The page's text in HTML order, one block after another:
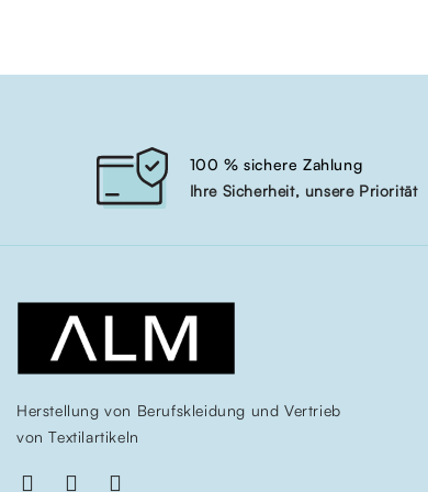
100 % sichere Zahlung
Ihre Sicherheit, unsere Priorität
Herstellung von Berufskleidung und Vertrieb
von Textilartikeln